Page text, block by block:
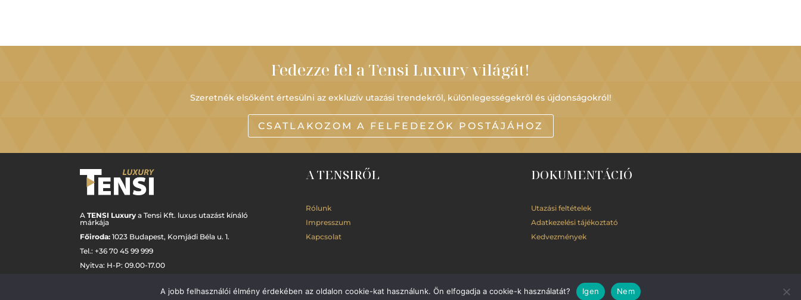
Fedezze fel a Tensi Luxury világát!
Szeretnék elsőként értesülni az exkluzív utazási trendekről, különlegességekről és újdonságokról!
CSATLAKOZOM A FELFEDEZŐK POSTÁJÁHOZ
ATENSI Luxury a Tensi Kft. luxus utazást kínáló
márkája
Főiroda:1023 Budapest, Komjádi Béla u. 1.
Tel.: +36 70 45 99 999
Nyitva: H-P: 09.00-17.00
A TENSIRŐL
Rólunk
Impresszum
Kapcsolat
DOKUMENTÁCIÓ
Utazási feltételek
Adatkezelési tájékoztató
Kedvezmények
A jobb felhasználói élmény érdekében az oldalon cookie-kat használunk. Ön elfogadja a cookie-k használatát? Igen Nem